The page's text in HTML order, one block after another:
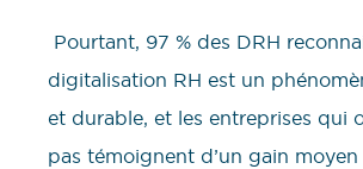
Pourtant, 97 % des DRH
digitalisation RH est un
et durable, et les entreprises qui
pas témoignent d’un gain